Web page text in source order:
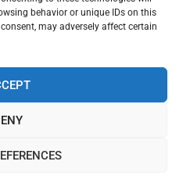
behavior or unique IDs on this
may adversely affect certain
27/03/2025
Επιχείρηση.